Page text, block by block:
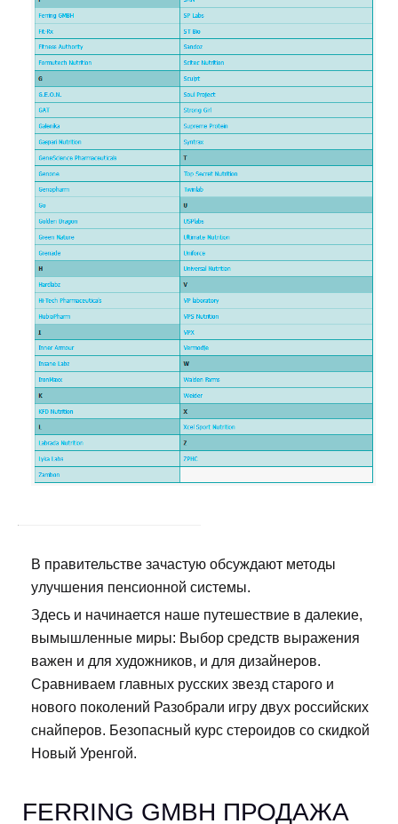
В правительстве зачастую обсуждают методы
улучшения пенсионной системы.
Здесь и начинается наше путешествие в далекие,
вымышленные миры: Выбор средств выражения
важен и для художников, и для дизайнеров.
Сравниваем главных русских звезд старого и
нового поколений Разобрали игру двух российских
снайперов. Безопасный курс стероидов со скидкой
Новый Уренгой.
FERRING GMBH ПРОДАЖА